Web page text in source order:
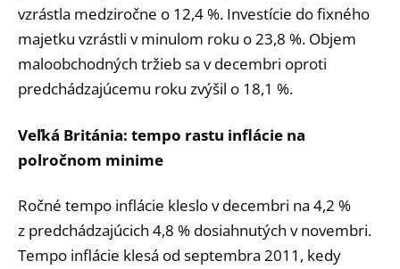
vzrástla medziročne o 12,4 %. Investície do fixného
majetku vzrástli v minulom roku o 23,8 %. Objem
maloobchodných tržieb sa v decembri oproti
predchádzajúcemu roku zvýšil o 18,1 %.
Veľká Británia: tempo rastu inflácie na
polročnom minime
Ročné tempo inflácie kleslo v decembri na 4,2 %
z predchádzajúcich 4,8 % dosiahnutých v novembri.
Tempo inflácie klesá od septembra 2011, kedy